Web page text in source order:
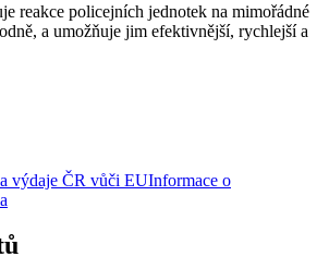
reakce policejních jednotek na mimořádné
a umožňuje jim efektivnější, rychlejší a
výdaje ČR vůči EUInformace o